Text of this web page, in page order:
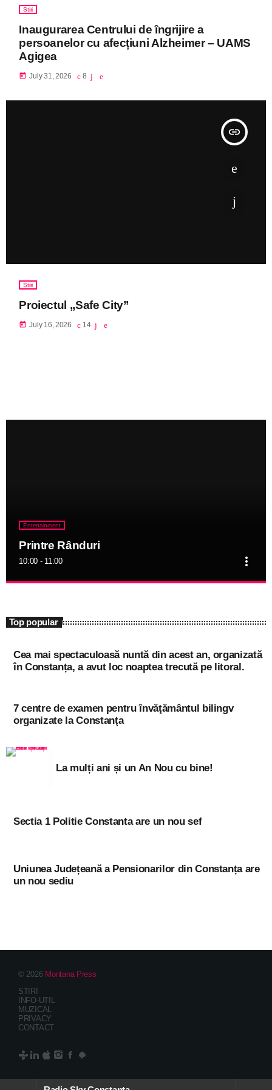
Stiri
Inaugurarea Centrului de îngrijire a
persoanelor cu afecțiuni Alzheimer – UAMS
Agigea
today July 31, 2026 8
insert_link
Stiri
Proiectul „Safe City”
today July 16, 2026 14
Entertainment
Printre Rânduri
10:00 - 11:00 more_vert
Top popular
Cea mai spectaculoasă nuntă din acest an, organizată
în Constanța, a avut loc noaptea trecută pe litoral.
7 centre de examen pentru învăţământul bilingv
organizate la Constanţa
La mulți ani și un An Nou cu bine!
Sectia 1 Politie Constanta are un nou sef
Uniunea Județeană a Pensionarilor din Constanța are
un nou sediu
© 2026 Montana Press
STIRI
INFO-UTIL
MUZICAL
PRIVACY
CONTACT